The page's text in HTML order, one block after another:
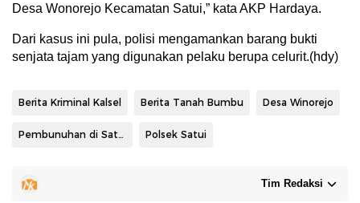
Desa Wonorejo Kecamatan Satui,” kata AKP Hardaya.
Dari kasus ini pula, polisi mengamankan barang bukti
senjata tajam yang digunakan pelaku berupa celurit.(hdy)
Berita Kriminal Kalsel Berita Tanah Bumbu Desa Winorejo
Pembunuhan di Satui Polsek Satui
Tim Redaksi